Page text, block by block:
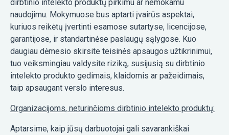
dirbtinio intelekto produktų pirkimu ar nemokamu
naudojimu. Mokymuose bus aptarti įvairūs aspektai,
kuriuos reikėtų įvertinti esamose sutartyse, licencijose,
garantijose, ir standartinėse paslaugų sąlygose. Kuo
daugiau dėmesio skirsite teisinės apsaugos užtikrinimui,
tuo veiksmingiau valdysite riziką, susijusią su dirbtinio
intelekto produkto gedimais, klaidomis ar pažeidimais,
taip apsaugant verslo interesus.
Organizacijoms, neturinčioms dirbtinio intelekto produktų:
Aptarsime, kaip jūsų darbuotojai gali savarankiškai